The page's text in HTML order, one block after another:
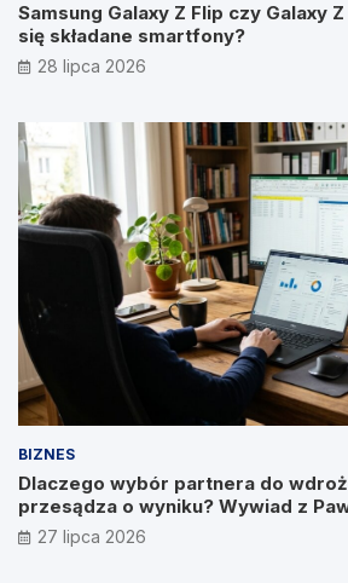
Samsung Galaxy Z Flip czy Galaxy
się składane smartfony?
28 lipca 2026
BIZNES
Dlaczego wybór partnera do
przesądza o wyniku? Wywiad z
Prymakowskim, CEO IT Vision
27 lipca 2026